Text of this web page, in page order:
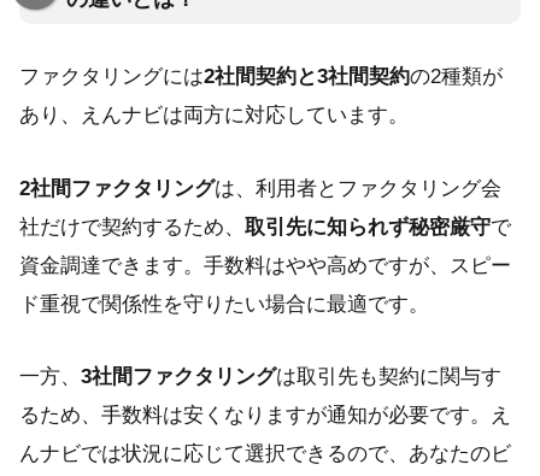
ファクタリングには2社間契約と3社間契約の2種類が
あり、えんナビは両方に対応しています。
2社間ファクタリングは、利用者とファクタリング会
社だけで契約するため、 取引先に知られず秘密厳守で
資金調達できます。手数料はやや高めですが、スピー
ド重視で関係性を守りたい場合に最適です。
一方、 3社間ファクタリングは取引先も契約に関与す
るため、手数料は安くなりますが通知が必要です。え
んナビでは状況に応じて選択できるので、あなたのビ